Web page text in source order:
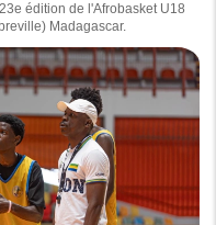
édition de l'Afrobasket U18
Madagascar.